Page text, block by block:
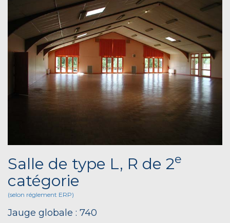
Salle de type L, R de 2e
catégorie
(selon réglement ERP)
Jauge globale : 740